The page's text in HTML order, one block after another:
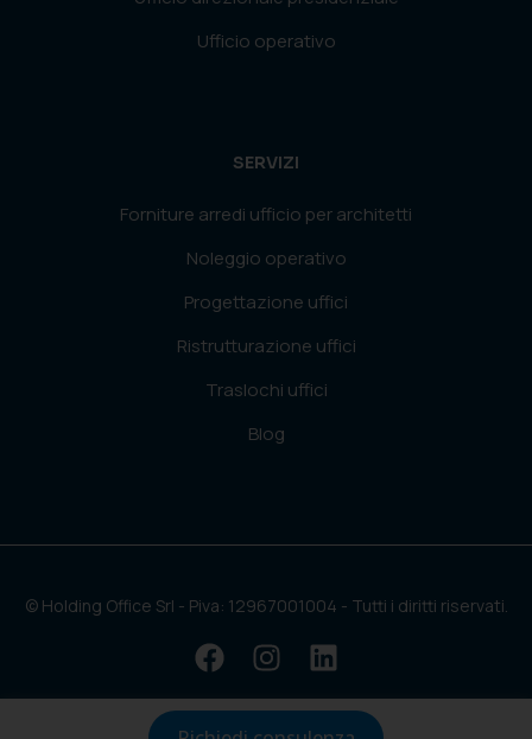
Ufficio operativo
SERVIZI
Forniture arredi ufficio per architetti
Noleggio operativo
Progettazione uffici
Ristrutturazione uffici
Traslochi uffici
Blog
© Holding Office Srl - Piva: 12967001004 - Tutti i diritti riservati.